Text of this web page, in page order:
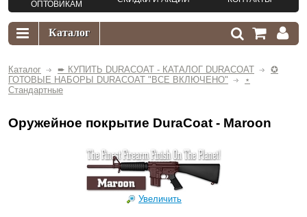
ОПТОВИКАМ
Каталог ➨ КУПИТЬ DURACOAT - КАТАЛОГ DURACOAT
✪
ГОТОВЫЕ НАБОРЫ DURACOAT "ВСЕ ВКЛЮЧЕНО"
⋆
Стандартные
Оружейное покрытие DuraCoat - Maroon
Увеличить